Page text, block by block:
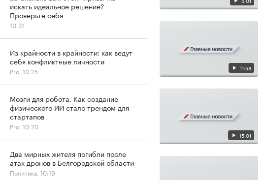
11:58
15:01
искать идеальное решение?
Проверьте себя
10:31
Из крайности в крайности: как ведут
себя конфликтные личности
Pro, 10:25
Мозги для робота. Как создание
физического ИИ стало трендом для
стартапов
Pro, 10:20
Два мирных жителя погибли после
атак дронов в Белгородской области
Политика, 10:19